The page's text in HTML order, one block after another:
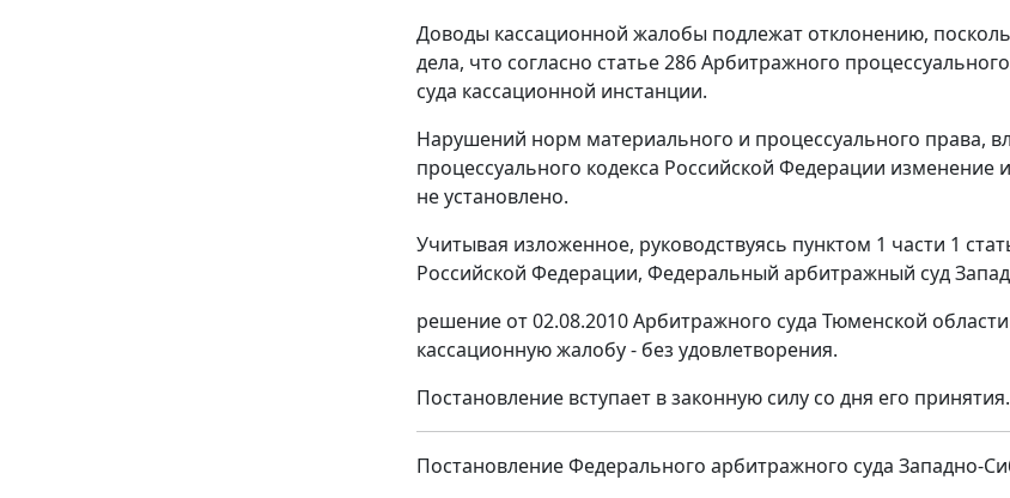
Доводы кассационной жалобы подлежат отклонению,
дела, что согласно статье 286 Арбитражного
суда кассационной инстанции.
Нарушений норм материального и процессуального права,
процессуального кодекса Российской Федерации
не установлено.
Учитывая изложенное, руководствуясь пунктом 1 части 1
Российской Федерации, Федеральный арбитражный суд
решение от 02.08.2010 Арбитражного суда Тюменской
кассационную жалобу - без удовлетворения.
Постановление вступает в законную силу со дня его принятия.
Постановление Федерального арбитражного суда Западно-